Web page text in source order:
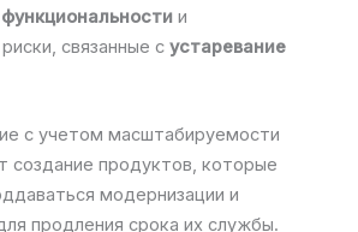
и
связанные с устаревание
с учетом масштабируемости
создание продуктов, которые
модернизации и
продления срока их службы.